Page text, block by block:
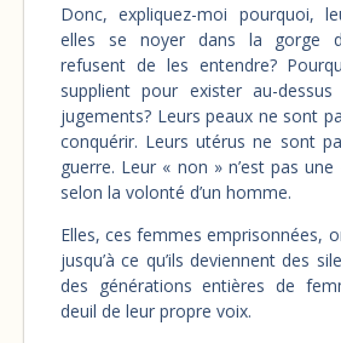
Donc, expliquez-moi pourquoi,
elles se noyer dans la gorge
refusent de les entendre?
supplient pour exister au-
jugements? Leurs peaux ne sont
conquérir. Leurs utérus ne sont
guerre. Leur « non » n’est pas
selon la volonté d’un homme.
Elles, ces femmes emprisonnées,
jusqu’à ce qu’ils deviennent des
des générations entières de
deuil de leur propre voix.